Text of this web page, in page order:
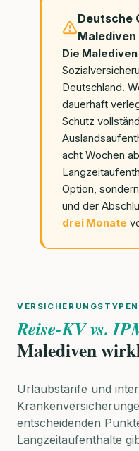
Deutsche
Die
Deutschland.
dauerhaft
Schutz
acht Wochen
Option,
und der
drei Monate
Reise-KV vs.
Malediven
Urlaubstarife und
entscheidenden
Langzeitaufenthalte